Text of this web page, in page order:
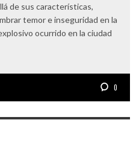
de sus características,
temor e inseguridad en la
ocurrido en la ciudad
0